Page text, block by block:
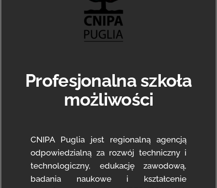
Profesjonalna szkoła
możliwości
CNIPA Puglia jest regionalną agencją
odpowiedzialną za rozwój techniczny i
technologiczny, edukację zawodową,
badania naukowe i kształcenie